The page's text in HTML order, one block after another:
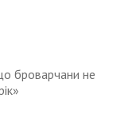
броварчани не